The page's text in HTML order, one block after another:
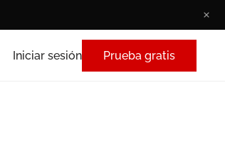
Iniciar sesión Prueba gratis